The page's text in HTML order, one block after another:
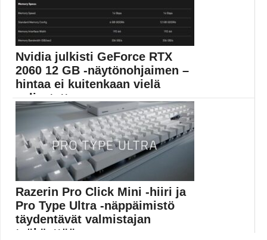
Nvidia julkisti GeForce RTX
2060 12 GB -näytönohjaimen –
hintaa ei kuitenkaan vielä
paljastettu
GeForce RTX 2060 12 GB -näytönohjaimen tiedot
julkaistiin...
Geforce RTX 2060 12GB
Razerin Pro Click Mini -hiiri ja
Pro Type Ultra -näppäimistö
täydentävät valmistajan
työkäyttöön suu...